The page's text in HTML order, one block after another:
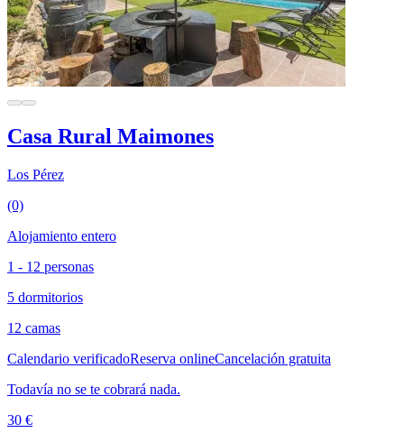
Casa Rural Maimones
Los Pérez
(0)
Alojamiento entero
1 - 12 personas
5 dormitorios
12 camas
Calendario verificadoReserva onlineCancelación gratuita
Todavía no se te cobrará nada.
30 €